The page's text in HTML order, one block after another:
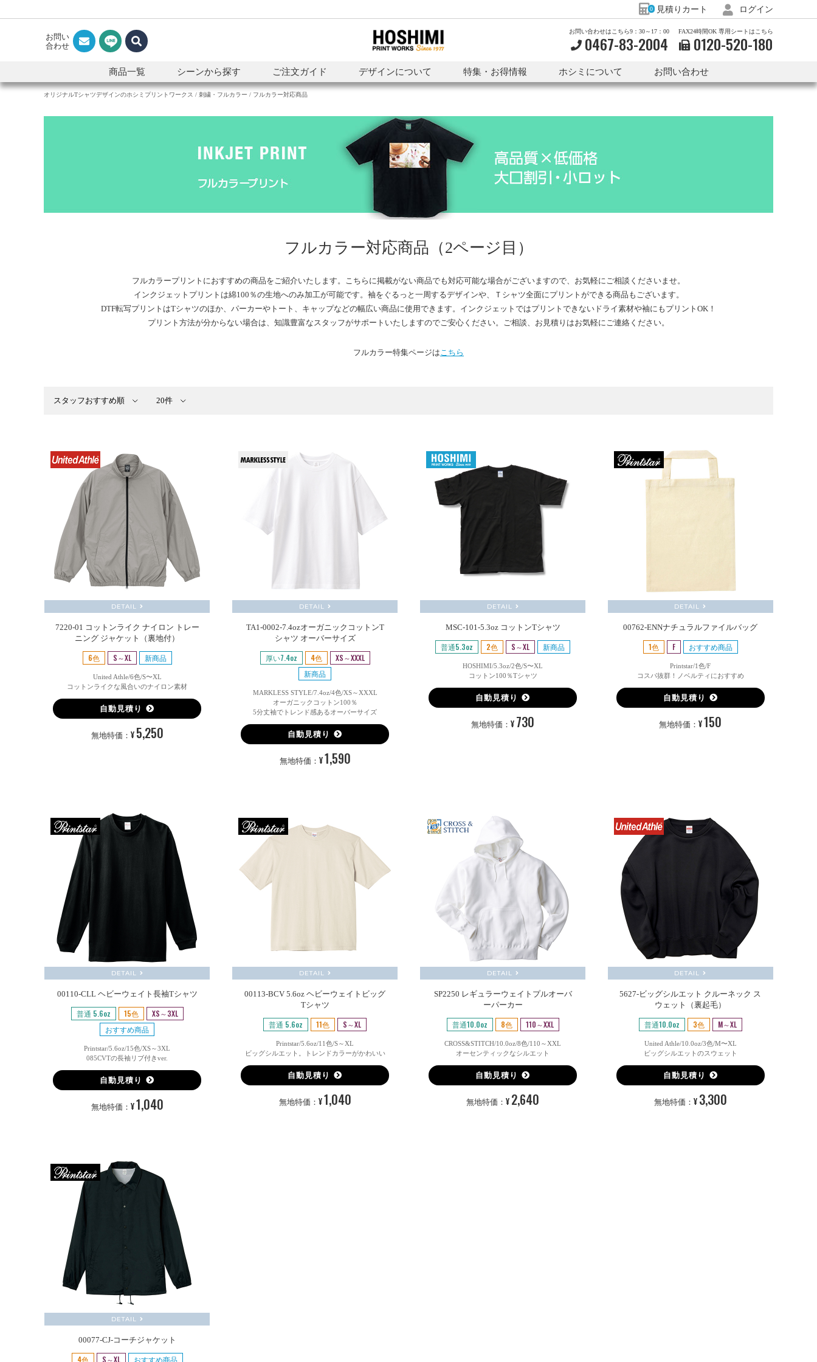
0 見積りカート ログイン
お問い
合わせ
お問い合わせはこちら9：30～17：00
0467-83-2004
FAX24時間OK 専用シートはこちら
0120-520-180
商品一覧 シーンから探す ご注文ガイド デザインについて 特集・お得情報 ホシミについて お問い合わせ
オリジナルTシャツデザインのホシミプリントワークス 刺繍・フルカラー フルカラー対応商品
フルカラー対応商品（2ページ目）
フルカラープリントにおすすめの商品をご紹介いたします。こちらに掲載がない商品でも対応可能な場合がございますので、お気軽にご相談くださいませ。
インクジェットプリントは綿100％の生地へのみ加工が可能です。袖をぐるっと一周するデザインや、Ｔシャツ全面にプリントができる商品もございます。
DTF転写プリントはTシャツのほか、パーカーやトート、キャップなどの幅広い商品に使用できます。インクジェットではプリントできないドライ素材や袖にもプリントOK！
プリント方法が分からない場合は、知識豊富なスタッフがサポートいたしますのでご安心ください。ご相談、お見積りはお気軽にご連絡ください。
フルカラー特集ページはこちら
DETAIL
7220-01 コットンライク ナイロン トレー
ニング ジャケット（裏地付）
6色 S～XL 新商品
United Athle/6色/S〜XL
コットンライクな風合いのナイロン素材
自動見積り
無地特価： ¥ 5,250
DETAIL
TA1-0002-7.4ozオーガニックコットンT
シャツ オーバーサイズ
厚い7.4oz 4色
XS～XXXL
新商品
MARKLESS STYLE/7.4oz/4色/XS～XXXL
オーガニックコットン100％
5分丈袖でトレンド感あるオーバーサイズ
自動見積り
無地特価： ¥1,590
DETAIL
MSC-101-5.3oz コットンTシャツ
普通5.3oz 2色 S～XL 新商品
HOSHIMI/5.3oz/2色/S〜XL
コットン100％Tシャツ
自動見積り
無地特価： ¥730
DETAIL
00762-ENNナチュラルファイルバッグ
1色 F おすすめ商品
Printstar/1色/F
コスパ抜群！ノベルティにおすすめ
自動見積り
無地特価：¥150
DETAIL
00110-CLL ヘビーウェイト長袖Tシャツ
普通 5.6oz 15色
XS～3XL
おすすめ商品
Printstar/5.6oz/15色/XS～3XL
085CVTの長袖リブ付きver.
自動見積り
無地特価： ¥1,040
DETAIL
00113-BCV 5.6oz ヘビーウェイトビッグ
Tシャツ
普通 5.6oz 11色 S～XL
Printstar/5.6oz/11色/S～XL
ビッグシルエット。トレンドカラーがかわいい
自動見積り
無地特価： ¥1,040
DETAIL
SP2250 レギュラーウェイトプルオーバ
ーパーカー
普通10.0oz 8色 110～XXL
CROSS&STITCH/10.0oz/8色/110～XXL
オーセンティックなシルエット
自動見積り
無地特価： ¥2,640
DETAIL
5627-ビッグシルエット クルーネック ス
ウェット（裏起毛）
普通10.0oz 3色 M～XL
United Athle/10.0oz/3色/M〜XL
ビッグシルエットのスウェット
自動見積り
無地特価： ¥3,300
DETAIL
00077-CJ-コーチジャケット
4色 S～XL おすすめ商品